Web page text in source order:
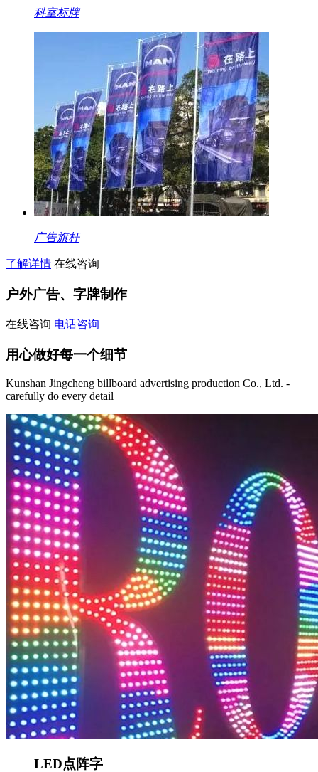
科室标牌
广告旗杆
了解详情 在线咨询
户外广告、字牌制作
在线咨询 电话咨询
用心做好每一个细节
Kunshan Jingcheng billboard advertising production Co., Ltd. -
carefully do every detail
LED点阵字